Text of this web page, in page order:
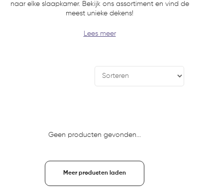
naar elke slaapkamer. Bekijk ons assortiment en vind de
meest unieke dekens!
Geen producten gevonden...
Meer producten laden